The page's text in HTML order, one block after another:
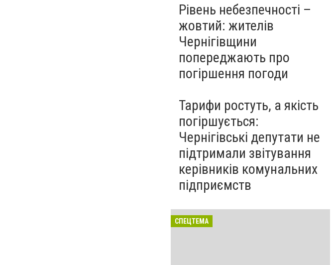
Рівень небезпечності –
жовтий: жителів
Чернігівщини
попереджають про
погіршення погоди
Тарифи ростуть, а якість
погіршується:
Чернігівські депутати не
підтримали звітування
керівників комунальних
підприємств
СПЕЦТЕМА